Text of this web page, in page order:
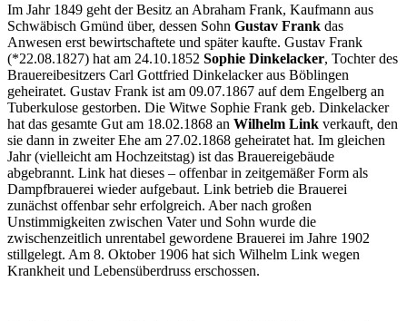
Im Jahr 1849 geht der Besitz an Abraham Frank, Kaufmann aus
Schwäbisch Gmünd über, dessen Sohn Gustav Frank das
Anwesen erst bewirtschaftete und später kaufte. Gustav Frank
(*22.08.1827) hat am 24.10.1852 Sophie Dinkelacker, Tochter des
Brauereibesitzers Carl Gottfried Dinkelacker aus Böblingen
geheiratet. Gustav Frank ist am 09.07.1867 auf dem Engelberg an
Tuberkulose gestorben. Die Witwe Sophie Frank geb. Dinkelacker
hat das gesamte Gut am 18.02.1868 an Wilhelm Link verkauft, den
sie dann in zweiter Ehe am 27.02.1868 geheiratet hat. Im gleichen
Jahr (vielleicht am Hochzeitstag) ist das Brauereigebäude
abgebrannt. Link hat dieses – offenbar in zeitgemäßer Form als
Dampfbrauerei wieder aufgebaut. Link betrieb die Brauerei
zunächst offenbar sehr erfolgreich. Aber nach großen
Unstimmigkeiten zwischen Vater und Sohn wurde die
zwischenzeitlich unrentabel gewordene Brauerei im Jahre 1902
stillgelegt. Am 8. Oktober 1906 hat sich Wilhelm Link wegen
Krankheit und Lebensüberdruss erschossen.